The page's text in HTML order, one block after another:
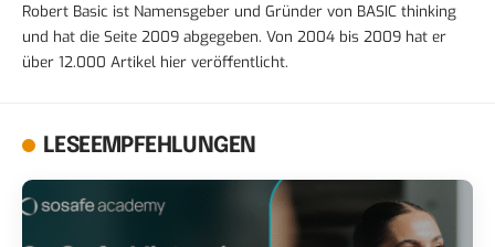
Robert Basic ist Namensgeber und Gründer von BASIC thinking
und hat die Seite 2009 abgegeben. Von 2004 bis 2009 hat er
über 12.000 Artikel hier veröffentlicht.
LESEEMPFEHLUNGEN